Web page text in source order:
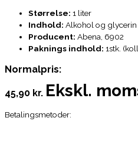
Størrelse: 1 liter
Indhold: Alkohol og glycerin
Producent: Abena, 6902
Paknings indhold: 1stk.
Normalpris:
45,90 kr. Ekskl.
Betalingsmetoder: